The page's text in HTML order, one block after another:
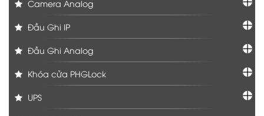
Camera Analog
Đầu Ghi IP
Đầu Ghi Analog
Khóa cửa PHGLock
UPS